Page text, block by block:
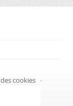
cookies -